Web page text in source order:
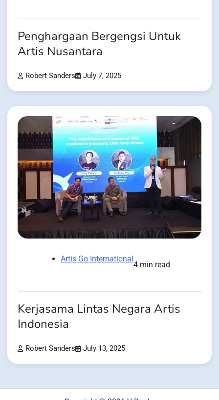
Penghargaan Bergengsi Untuk
Artis Nusantara
Robert Sanders July 7, 2025
Artis Go International
4 min read
Kerjasama Lintas Negara Artis
Indonesia
Robert Sanders July 13, 2025